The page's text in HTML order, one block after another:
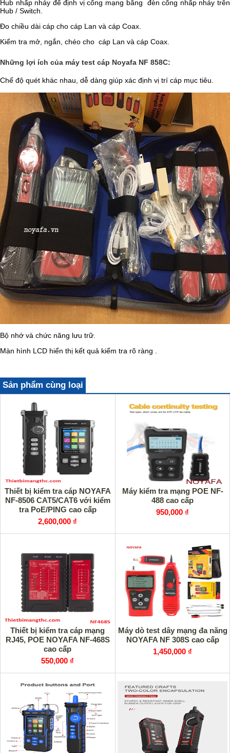
Hub nhấp nháy để định vị cổng mạng bằng đèn cổng nhấp nháy trên
Hub / Switch.
Đo chiều dài cáp cho cáp Lan và cáp Coax.
Kiểm tra mở, ngắn, chéo cho cáp Lan và cáp Coax.
Những lợi ích của máy test cáp Noyafa NF 858C:
Chế độ quét khác nhau, dễ dàng giúp xác định vị trí cáp mục tiêu.
Bộ nhớ và chức năng lưu trữ.
Màn hình LCD hiển thị kết quả kiểm tra rõ ràng .
Sản phẩm cùng loại
Thiết bị kiểm tra cáp NOYAFA
NF-8506 CAT5/CAT6 với kiểm
tra PoE/PING cao cấp
2,600,000 ₫
Máy kiểm tra mạng POE NF-
488 cao cấp
950,000 ₫
Thiết bị kiểm tra cáp mạng
RJ45, POE NOYAFA NF-468S
cao cấp
550,000 ₫
Máy dò test dây mạng đa năng
NOYAFA NF 308S cao cấp
1,450,000 ₫